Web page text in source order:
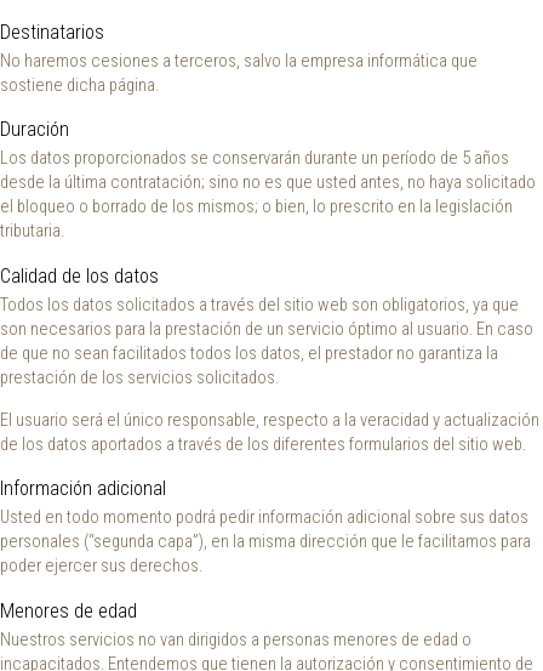
Destinatarios
No haremos cesiones a terceros, salvo la empresa informática que
sostiene dicha página.
Duración
Los datos proporcionados se conservarán durante un período de 5 años
desde la última contratación; sino no es que usted antes, no haya solicitado
el bloqueo o borrado de los mismos; o bien, lo prescrito en la legislación
tributaria.
Calidad de los datos
Todos los datos solicitados a través del sitio web son obligatorios, ya que
son necesarios para la prestación de un servicio óptimo al usuario. En caso
de que no sean facilitados todos los datos, el prestador no garantiza la
prestación de los servicios solicitados.
El usuario será el único responsable, respecto a la veracidad y actualización
de los datos aportados a través de los diferentes formularios del sitio web.
Información adicional
Usted en todo momento podrá pedir información adicional sobre sus datos
personales (“segunda capa”), en la misma dirección que le facilitamos para
poder ejercer sus derechos.
Menores de edad
Nuestros servicios no van dirigidos a personas menores de edad o
incapacitados. Entendemos que tienen la autorización y consentimiento de